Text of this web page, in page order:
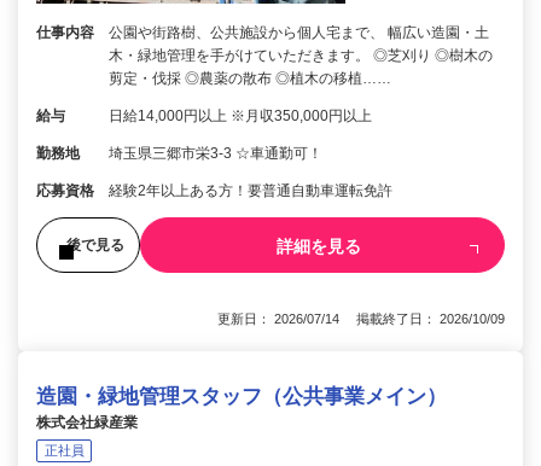
仕事内容
公園や街路樹、公共施設から個人宅まで、 幅広い造園・土
木・緑地管理を手がけていただきます。 ◎芝刈り ◎樹木の
剪定・伐採 ◎農薬の散布 ◎植木の移植……
給与 日給14,000円以上 ※月収350,000円以上
勤務地 埼玉県三郷市栄3-3 ☆車通勤可！
応募資格 経験2年以上ある方！要普通自動車運転免許
後で見る 詳細を見る
更新日： 2026/07/14 掲載終了日： 2026/10/09
造園・緑地管理スタッフ（公共事業メイン）
株式会社緑産業
正社員